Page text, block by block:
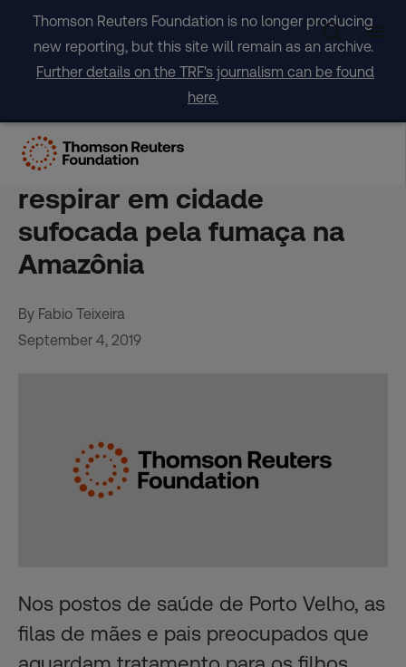
content
Thomson Reuters Foundation is no longer producing
new reporting, but this site will remain as an archive.
Further details on the TRF's journalism can be found
here.
Riscos do incêndio: crianças
têm dificuldade para
respirar em cidade
sufocada pela fumaça na
Amazônia
By Fabio Teixeira
September 4, 2019
Nos postos de saúde de Porto Velho, as
filas de mães e pais preocupados que